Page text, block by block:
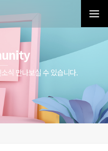
식 만나보실 수 있습니다.